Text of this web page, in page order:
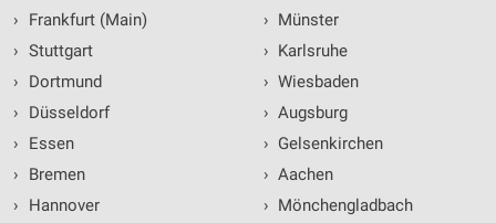
›
Frankfurt (Main)
› Stuttgart
›
Dortmund
›
Düsseldorf
›
Essen
›
Bremen
›
Hannover
› Münster
› Karlsruhe
› Wiesbaden
› Augsburg
› Gelsenkirchen
› Aachen
› Mönchengladbach